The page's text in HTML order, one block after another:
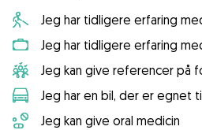
Jeg har tidligere erfaring
Jeg har tidligere erfaring
Jeg kan give referencer på
Jeg har en bil, der er egnet
Jeg kan give oral medicin